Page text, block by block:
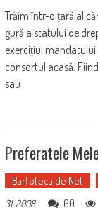
Trăim într-o țară al
gură a statului de
exercițiul mandatului
consortul acasă.
sau
Preferatele
Barfoteca de Net
31, 2008
60